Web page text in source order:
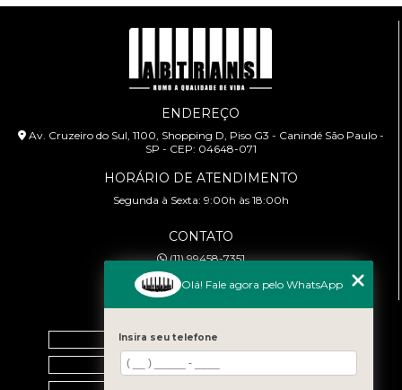
ENDEREÇO
Av. Cruzeiro do Sul, 1100, Shopping D, Piso G3 - Canindé São Paulo -
SP - CEP: 04648-071
HORÁRIO DE ATENDIMENTO
Segunda à Sexta: 9:00h às 18:00h
CONTATO
(11) 99458-7351
cursoabtrans@gmail.com
Home
Empresa
Olá! Fale agora pelo WhatsApp
Insira seu telefone